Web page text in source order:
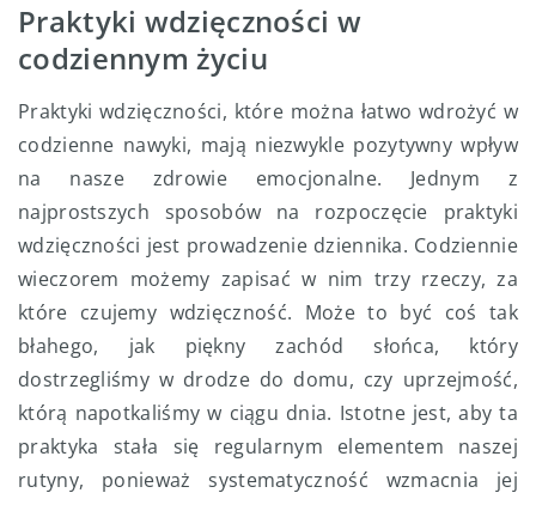
Praktyki wdzięczności w
codziennym życiu
Praktyki wdzięczności, które można łatwo wdrożyć w
codzienne nawyki, mają niezwykle pozytywny wpływ
na nasze zdrowie emocjonalne. Jednym z
najprostszych sposobów na rozpoczęcie praktyki
wdzięczności jest prowadzenie dziennika. Codziennie
wieczorem możemy zapisać w nim trzy rzeczy, za
które czujemy wdzięczność. Może to być coś tak
błahego, jak piękny zachód słońca, który
dostrzegliśmy w drodze do domu, czy uprzejmość,
którą napotkaliśmy w ciągu dnia. Istotne jest, aby ta
praktyka stała się regularnym elementem naszej
rutyny, ponieważ systematyczność wzmacnia jej